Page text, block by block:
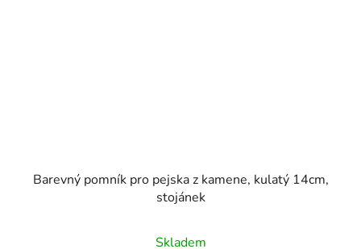
Barevný pomník pro pejska z kamene, kulatý 14cm,
stojánek
Skladem